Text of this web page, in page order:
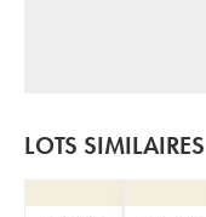
LOTS SIMILAIRES